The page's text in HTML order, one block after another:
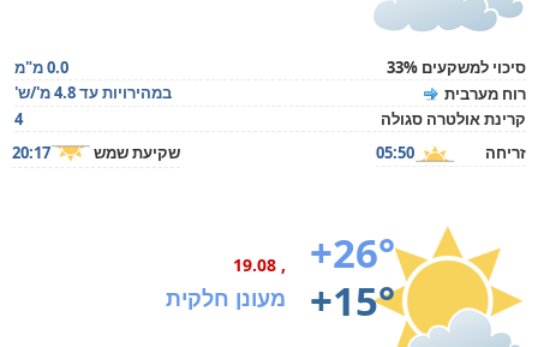
סיכוי למשקעים 33%
0.0 מ"מ
רוח מערבית
במהירויות עד 4.8 מ'/ש'
קרינת אולטרה סגולה
4
זריחה
05:50 שקיעת שמש 20:17
+26°
+15°
, 19.08
מעונן חלקית